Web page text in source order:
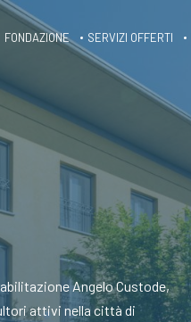
FONDAZIONE SERVIZI OFFERTI
Angelo Custode,
attivi nella città di